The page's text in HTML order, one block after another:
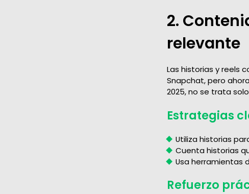
2.
relevante
Las historias y reels
Snapchat, pero
2025, no se trata
Estrategias
Utiliza historias
Cuenta historias
Usa herramientas
Refuerzo